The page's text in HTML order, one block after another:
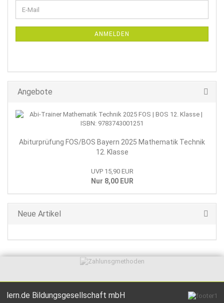
ZUR
E-
Mail
ANMELDEN
Angebote
Abiturprüfung FOS/BOS Bayern 2025 Mathematik Technik
12. Klasse
UVP 15,90 EUR
Nur 8,00 EUR
Neue Artikel
lern.de Bildungsgesellschaft mbH